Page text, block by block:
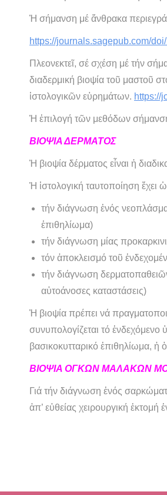
Ἡ σήμανση μέ ἄνθρακα
https://journals.sagepub.com/
Πλεονεκτεῖ, σέ σχέση μέ τήν
διαδερμική βιοψία τοῦ μαστοῦ
ἱστολογικῶν εὑρημάτων. https://
Ἡ ἐπιλογή τῶν μεθόδων
ΒΙΟΨΙΑ ΔΕΡΜΑΤΟΣ
Ἡ βιοψία δέρματος εἶναι ἡ
Ἡ ἱστολογική ταυτοποίηση ἔχει
τήν διάγνωση ἑνός
ἐπιθηλίωμα)
τήν διάγνωση μίας
τόν ἀποκλεισμό τοῦ
τήν διάγνωση
αὐτοάνοσες καταστάσεις)
Ἡ βιοψία πρέπει νά
συνυπολογίζεται τό
βασικοκυτταρικό ἐπιθηλίωμα, ἡ
ΒΙΟΨΙΑ ΟΓΚΩΝ ΜΑΛΑΚΩΝ
Γιά τήν διάγνωση ἑνός
ἀπ’ εὐθείας χειρουργική